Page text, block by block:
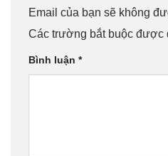
Email của bạn sẽ không
Các trường bắt buộc được
Bình luận *